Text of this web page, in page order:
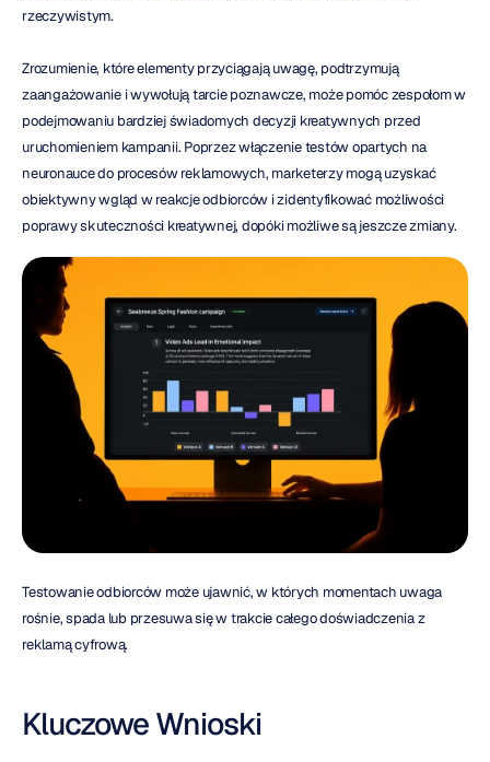
rzeczywistym.
Zrozumienie, które elementy przyciągają uwagę, podtrzymują
zaangażowanie i wywołują tarcie poznawcze, może pomóc zespołom w
podejmowaniu bardziej świadomych decyzji kreatywnych przed
uruchomieniem kampanii. Poprzez włączenie testów opartych na
neuronauce do procesów reklamowych, marketerzy mogą uzyskać
obiektywny wgląd w reakcje odbiorców i zidentyfikować możliwości
poprawy skuteczności kreatywnej, dopóki możliwe są jeszcze zmiany.
Testowanie odbiorców może ujawnić, w których momentach uwaga
rośnie, spada lub przesuwa się w trakcie całego doświadczenia z
reklamą cyfrową.
Kluczowe Wnioski